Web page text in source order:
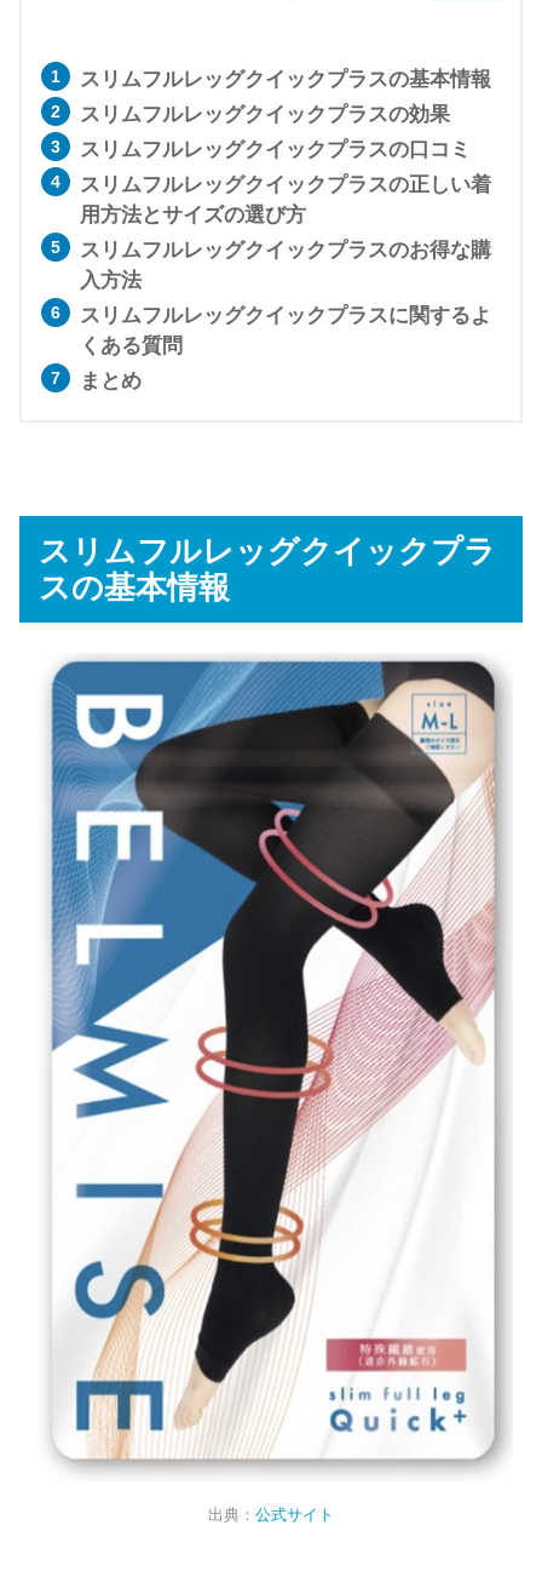
スリムフルレッグクイックプラスの基本情報
スリムフルレッグクイックプラスの効果
スリムフルレッグクイックプラスの口コミ
スリムフルレッグクイックプラスの正しい着
用方法とサイズの選び方
スリムフルレッグクイックプラスのお得な購
入方法
スリムフルレッグクイックプラスに関するよ
くある質問
まとめ
スリムフルレッグクイックプラ
スの基本情報
出典： 公式サイト